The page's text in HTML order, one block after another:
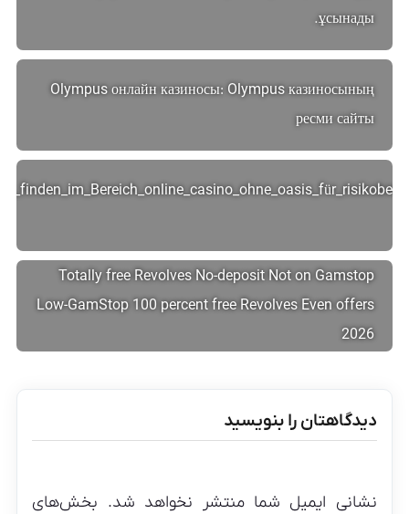
ұсынады.
Olympus онлайн казиносы: Olympus казиносының
ресми сайты
Totally free Revolves No-deposit Not on Gamstop
Low-GamStop 100 percent free Revolves Even offers
2026
دیدگاهتان را بنویسید
نشانی ایمیل شما منتشر نخواهد شد. بخش‌های